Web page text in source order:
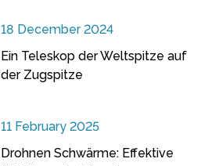
18 December 2024
Ein Teleskop der Weltspitze auf
der Zugspitze
11 February 2025
Drohnen Schwärme: Effektive